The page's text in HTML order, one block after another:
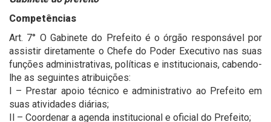
Competências
Art. 7° O Gabinete do Prefeito é o órgão responsável por
assistir diretamente o Chefe do Poder Executivo nas suas
funções administrativas, políticas e institucionais, cabendo-
lhe as seguintes atribuições:
I – Prestar apoio técnico e administrativo ao Prefeito em
suas atividades diárias;
Il – Coordenar a agenda institucional e oficial do Prefeito;